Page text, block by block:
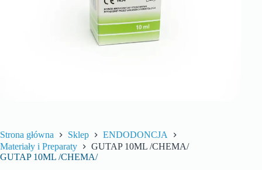
Strona główna Sklep
ENDODONCJA
Materiały i Preparaty
GUTAP 10ML /CHEMA/
GUTAP 10ML /CHEMA/